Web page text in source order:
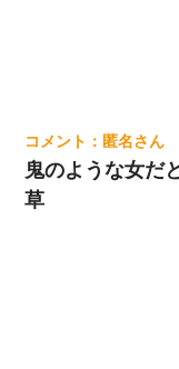
匿名
鬼のような女だ
草